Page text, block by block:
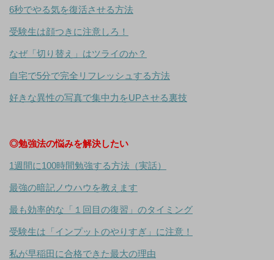
6秒でやる気を復活させる方法
受験生は顔つきに注意しろ！
なぜ「切り替え」はツライのか？
自宅で5分で完全リフレッシュする方法
好きな異性の写真で集中力をUPさせる裏技
◎勉強法の悩みを解決したい
1週間に100時間勉強する方法（実話）
最強の暗記ノウハウを教えます
最も効率的な「１回目の復習」のタイミング
受験生は「インプットのやりすぎ」に注意！
私が早稲田に合格できた最大の理由